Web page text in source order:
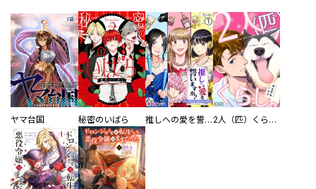
ヤマ台国 秘密のいばら 推しへの愛を誓いますか？～アラサー女子、推しは逃げぬが人生逃げる～ 2人（匹）くらし。